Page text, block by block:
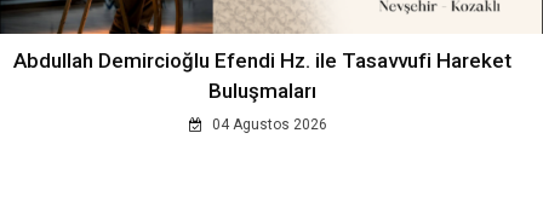
Abdullah Demircioğlu Efendi Hz. ile Tasavvufi Hareket
Buluşmaları
04 Agustos 2026